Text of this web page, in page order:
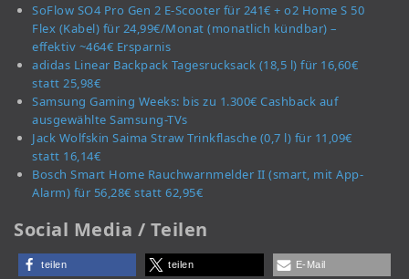
SoFlow SO4 Pro Gen 2 E-Scooter für 241€ + o2 Home S 50
Flex (Kabel) für 24,99€/Monat (monatlich kündbar) –
effektiv ~464€ Ersparnis
adidas Linear Backpack Tagesrucksack (18,5 l) für 16,60€
statt 25,98€
Samsung Gaming Weeks: bis zu 1.300€ Cashback auf
ausgewählte Samsung-TVs
Jack Wolfskin Saima Straw Trinkflasche (0,7 l) für 11,09€
statt 16,14€
Bosch Smart Home Rauchwarnmelder II (smart, mit App-
Alarm) für 56,28€ statt 62,95€
Social Media / Teilen
teilen teilen E-Mail